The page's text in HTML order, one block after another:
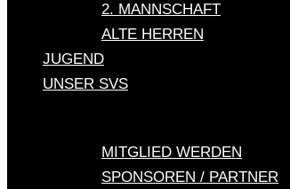
2. MANNSCHAFT
ALTE HERREN
JUGEND
UNSER SVS
MITGLIED WERDEN
SPONSOREN / PARTNER